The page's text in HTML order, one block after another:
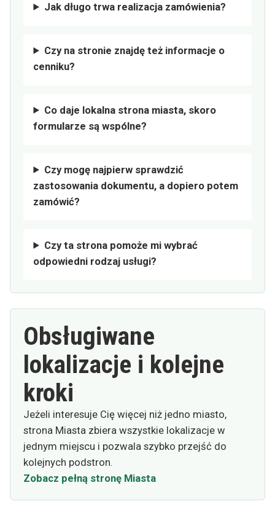
Jak długo trwa realizacja zamówienia?
Czy na stronie znajdę też informacje o
cenniku?
Co daje lokalna strona miasta, skoro
formularze są wspólne?
Czy mogę najpierw sprawdzić
zastosowania dokumentu, a dopiero potem
zamówić?
Czy ta strona pomoże mi wybrać
odpowiedni rodzaj usługi?
Obsługiwane
lokalizacje i kolejne
kroki
Jeżeli interesuje Cię więcej niż jedno miasto,
strona Miasta zbiera wszystkie lokalizacje w
jednym miejscu i pozwala szybko przejść do
kolejnych podstron.
Zobacz pełną stronę Miasta